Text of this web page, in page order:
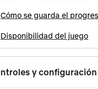
Cómo se guarda el
Disponibilidad del juego
y configuración